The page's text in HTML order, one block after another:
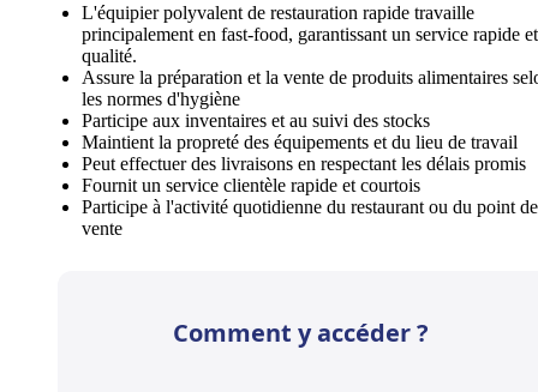
L'équipier polyvalent de restauration rapide travaille
principalement en fast-food, garantissant un service rapide
qualité.
Assure la préparation et la vente de produits alimentaires
les normes d'hygiène
Participe aux inventaires et au suivi des stocks
Maintient la propreté des équipements et du lieu de travail
Peut effectuer des livraisons en respectant les délais promis
Fournit un service clientèle rapide et courtois
Participe à l'activité quotidienne du restaurant ou du point de
vente
Comment y accéder ?